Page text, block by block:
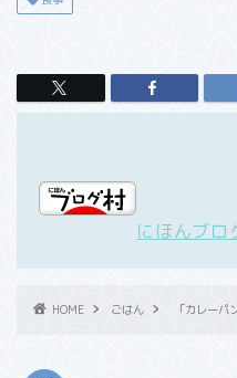
にほんブロ
HOME ごはん 「カレー